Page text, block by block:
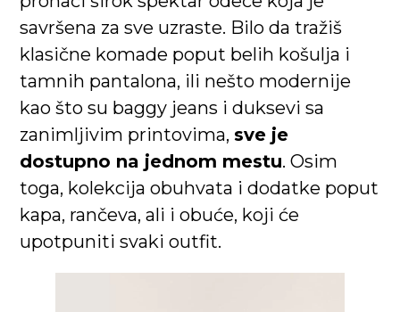
savršena za sve uzraste. Bilo da tražiš
klasične komade poput belih košulja i
tamnih pantalona, ili nešto modernije
kao što su baggy jeans i duksevi sa
zanimljivim printovima, sve je
dostupno na jednom mestu. Osim
toga, kolekcija obuhvata i dodatke poput
kapa, rančeva, ali i obuće, koji će
upotpuniti svaki outfit.